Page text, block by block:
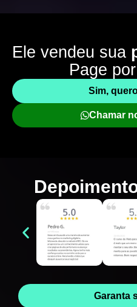
Ele vendeu sua
Page por
Sim,
Chamar
Garanta